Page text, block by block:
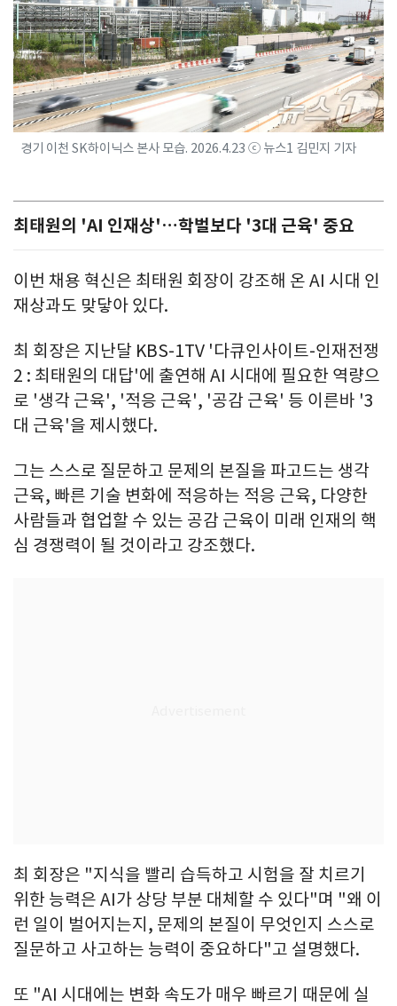
경기 이천 SK하이닉스 본사 모습. 2026.4.23 ⓒ 뉴스1 김민지 기자
최태원의 'AI 인재상'…학벌보다 '3대 근육' 중요
이번 채용 혁신은 최태원 회장이 강조해 온 AI 시대 인
재상과도 맞닿아 있다.
최 회장은 지난달 KBS-1TV '다큐인사이트-인재전쟁
2 : 최태원의 대답'에 출연해 AI 시대에 필요한 역량으
로 '생각 근육', '적응 근육', '공감 근육' 등 이른바 '3
대 근육'을 제시했다.
그는 스스로 질문하고 문제의 본질을 파고드는 생각
근육, 빠른 기술 변화에 적응하는 적응 근육, 다양한
사람들과 협업할 수 있는 공감 근육이 미래 인재의 핵
심 경쟁력이 될 것이라고 강조했다.
최 회장은 "지식을 빨리 습득하고 시험을 잘 치르기
위한 능력은 AI가 상당 부분 대체할 수 있다"며 "왜 이
런 일이 벌어지는지, 문제의 본질이 무엇인지 스스로
질문하고 사고하는 능력이 중요하다"고 설명했다.
또 "AI 시대에는 변화 속도가 매우 빠르기 때문에 실